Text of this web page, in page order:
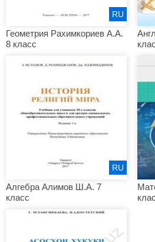
Геометрия Рахимкориев А.А.
8 класс
RU
Алгебра Алимов Ш.А. 7
класс
RU